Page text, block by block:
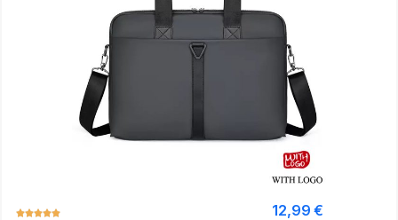
12,99€